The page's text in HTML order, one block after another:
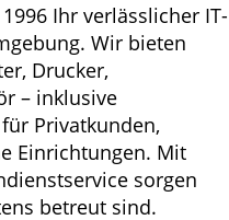
Ihr verlässlicher IT-
Wir bieten
Drucker,
– inklusive
Privatkunden,
Einrichtungen. Mit
sorgen
betreut sind.